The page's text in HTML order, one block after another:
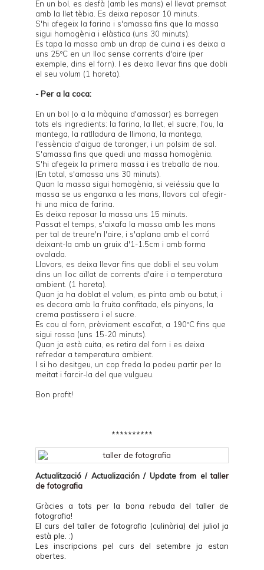
En un bol, es desfà (amb les mans) el llevat premsat
amb la llet tèbia. Es deixa reposar 10 minuts.
S'hi afegeix la farina i s'amassa fins que la massa
sigui homogènia i elàstica (uns 30 minuts).
Es tapa la massa amb un drap de cuina i es deixa a
uns 25ºC en un lloc sense corrents d'aire (per
exemple, dins el forn). I es deixa llevar fins que dobli
el seu volum (1 horeta).
- Per a la coca:
En un bol (o a la màquina d'amassar) es barregen
tots els ingredients: la farina, la llet, el sucre, l'ou, la
mantega, la ratlladura de llimona, la mantega,
l'essència d'aigua de taronger, i un polsim de sal.
S'amassa fins que quedi una massa homogènia.
S'hi afegeix la primera massa i es treballa de nou.
(En total, s'amassa uns 30 minuts).
Quan la massa sigui homogènia, si veiéssiu que la
massa se us enganxa a les mans, llavors cal afegir-
hi una mica de farina.
Es deixa reposar la massa uns 15 minuts.
Passat el temps, s'aixafa la massa amb les mans
per tal de treure'n l'aire, i s'aplana amb el corró
deixant-la amb un gruix d'1-1.5cm i amb forma
ovalada.
Llavors, es deixa llevar fins que dobli el seu volum
dins un lloc aïllat de corrents d'aire i a temperatura
ambient. (1 horeta).
Quan ja ha doblat el volum, es pinta amb ou batut, i
es decora amb la fruita confitada, els pinyons, la
crema pastissera i el sucre.
Es cou al forn, prèviament escalfat, a 190ºC fins que
sigui rossa (uns 15-20 minuts).
Quan ja està cuita, es retira del forn i es deixa
refredar a temperatura ambient.
I si ho desitgeu, un cop freda la podeu partir per la
meitat i farcir-la del que vulgueu.
Bon profit!
**********
Actualització / Actualización / Update from eltaller
de fotografia
Gràcies a tots per la bona rebuda del taller de
fotografia!
El curs del taller de fotografia (culinària) del juliol ja
està ple. :)
Les inscripcions pel curs del setembre ja estan
obertes.